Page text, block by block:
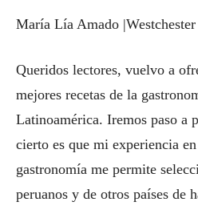
María Lía Amado
Queridos lectores, vuelvo a
mejores recetas de la
Latinoamérica. Iremos paso a
cierto es que mi experiencia
gastronomía me permite
peruanos y de otros países de